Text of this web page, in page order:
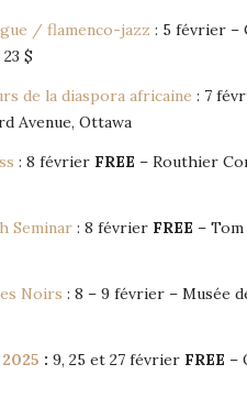
/ flamenco-jazz : 5 février –
$
de la diaspora africaine : 7
Avenue, Ottawa
: 8 février FREE – Routhier
Seminar : 8 février FREE –
Noirs : 8 – 9 février – Musée
: 9, 25 et 27 février FREE –